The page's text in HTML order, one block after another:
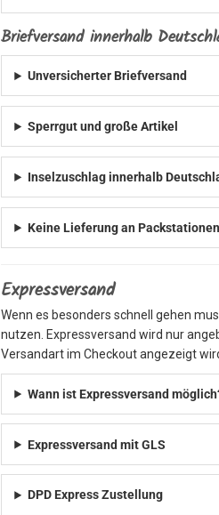
Briefversand innerhalb
Unversicherter Briefversand
Sperrgut und große Artikel
Inselzuschlag innerhalb
Keine Lieferung an
Expressversand
Wenn es besonders schnell gehen
nutzen. Expressversand wird nur
Versandart im Checkout angezeigt
Wann ist Expressversand
Expressversand mit GLS
DPD Express Zustellung